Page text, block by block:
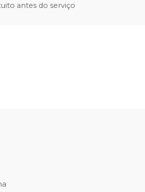
antes do serviço